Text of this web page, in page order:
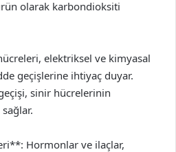
olarak karbondioksiti
elektriksel ve kimyasal
geçişlerine ihtiyaç duyar.
sinir hücrelerinin
Hormonlar ve ilaçlar,